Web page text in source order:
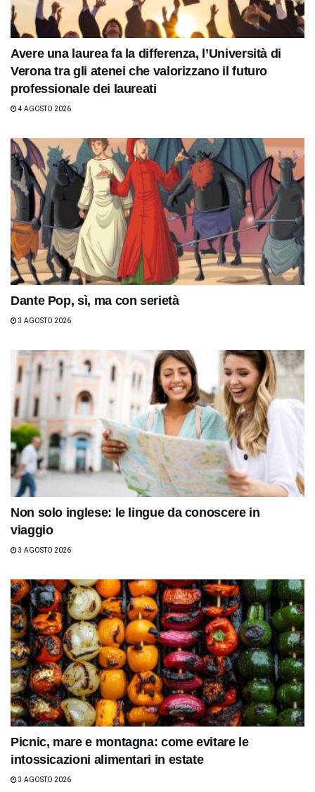
Avere una laurea fa la differenza, l’Università di
Verona tra gli atenei che valorizzano il futuro
professionale dei laureati
4 AGOSTO 2026
Dante Pop, sì, ma con serietà
3 AGOSTO 2026
Non solo inglese: le lingue da conoscere in
viaggio
3 AGOSTO 2026
Picnic, mare e montagna: come evitare le
intossicazioni alimentari in estate
3 AGOSTO 2026